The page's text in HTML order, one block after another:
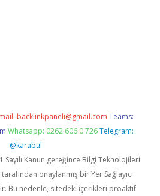
backlinkpaneli@gmail.com Teams:
Whatsapp: 0262 606 0 726 Telegram:
@karabul
Sayılı Kanun gereğince Bilgi Teknolojileri
onaylanmış bir Yer Sağlayıcı
Bu nedenle, sitedeki içerikleri proaktif